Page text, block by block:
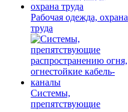
Рабочая одежда, охрана
труда
Системы,
препятствующие